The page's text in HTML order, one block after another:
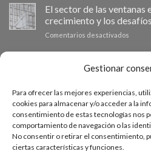
Gestionar
Para ofrecer las mejores experiencias,
cookies para almacenar y/o acceder a la
consentimiento de estas tecnologías nos
comportamiento de navegación o las
No consentir o retirar el consentimiento,
ciertas características y funciones.
en
los
qué
las
la
para
hogar
en
2025
de
las
hogar
con
El sector de las ventanas
crecimiento y los desafíos
Comentarios desactivados
de
en
España
en
2025:
entre
PRESUPUESTO A MEDIDA
Si necesitas ventanas de otras
presupuesto a medida desde
de presupuesto.